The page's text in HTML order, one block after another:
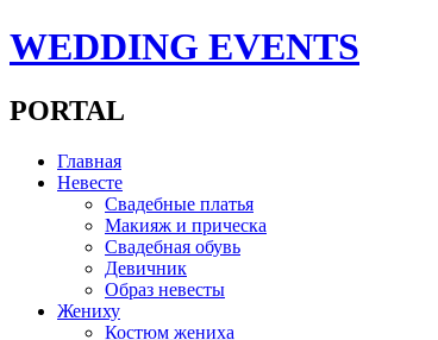
WEDDING EVENTS
PORTAL
Главная
Невесте
Свадебные платья
Макияж и прическа
Свадебная обувь
Девичник
Образ невесты
Жениху
Костюм жениха